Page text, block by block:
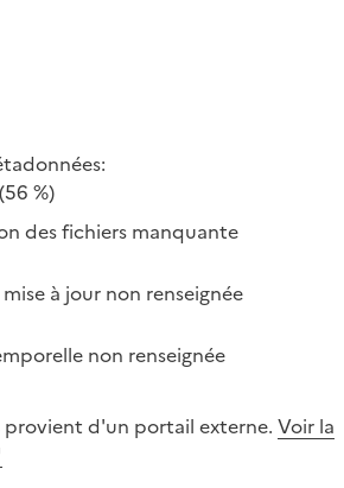
(56 %)
des fichiers manquante
à jour non renseignée
non renseignée
provient d'un portail externe. Voir la